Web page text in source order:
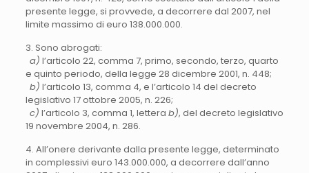
presente legge, si provvede, a decorrere dal 2007, nel
limite massimo di euro 138.000.000.
3. Sono abrogati:
a) l’articolo 22, comma 7, primo, secondo, terzo, quarto
e quinto periodo, della legge 28 dicembre 2001, n. 448;
b) l’articolo 13, comma 4, e l’articolo 14 del decreto
legislativo 17 ottobre 2005, n. 226;
c) l’articolo 3, comma 1, lettera b), del decreto legislativo
19 novembre 2004, n. 286.
4. All’onere derivante dalla presente legge, determinato
in complessivi euro 143.000.000, a decorrere dall’anno